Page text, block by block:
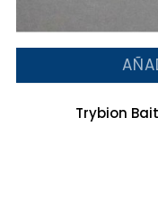
Trybion